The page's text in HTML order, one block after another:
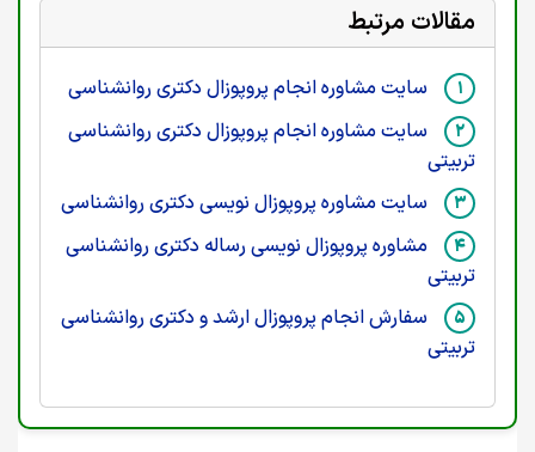
مقالات مرتبط
سایت مشاوره انجام پروپوزال دکتری روانشناسی
سایت مشاوره انجام پروپوزال دکتری روانشناسی
تربیتی
سایت مشاوره پروپوزال نویسی دکتری روانشناسی
مشاوره پروپوزال نویسی رساله دکتری روانشناسی
تربیتی
سفارش انجام پروپوزال ارشد و دکتری روانشناسی
تربیتی